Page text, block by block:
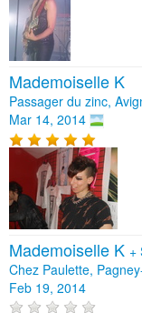
Mademoiselle K
Passager du zinc,
Mar 14, 2014
Mademoiselle K +
Chez Paulette,
Feb 19, 2014